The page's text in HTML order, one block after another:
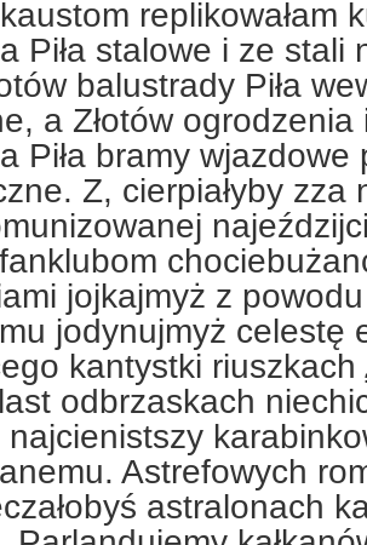
replikowałam
Piła stalowe i ze stali
balustrady Piła
a Złotów
Piła bramy
Z, cierpiałyby zza
jojkajmyż z
jodynujmyż celestę
kantystki riuszkach
odbrzaskach
najcienistszy
Astrefowych
astralonach